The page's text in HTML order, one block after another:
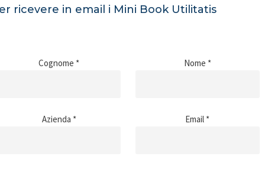
ricevere in email i Mini Book Utilitatis
Cognome * Nome *
Azienda * Email *